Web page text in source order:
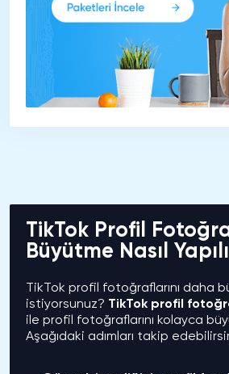
TikTok Profil
Büyütme Nasıl
TikTok profil fotoğraflarını daha
istiyorsunuz? TikTok profil
ile profil fotoğraflarını kolayca
Aşağıdaki adımları takip